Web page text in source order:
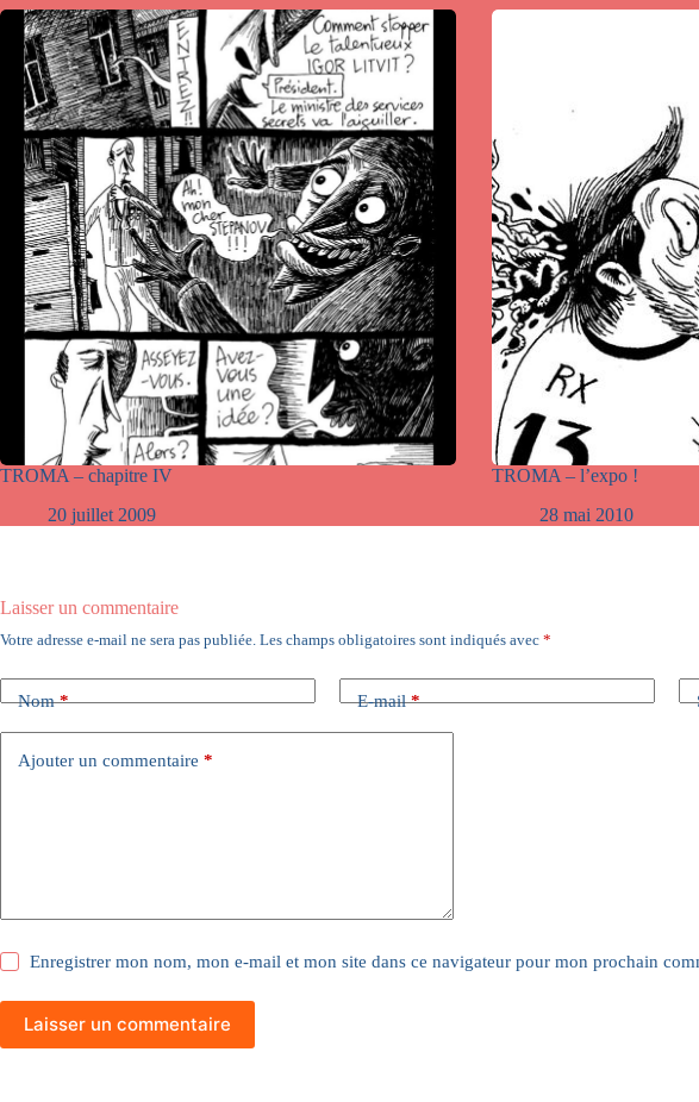
TROMA – chapitre IV
20 juillet 2009
TROMA – l’expo !
28 mai 2010
Laisser un commentaire
Votre adresse e-mail ne sera pas publiée. Les champs obligatoires sont indiqués avec *
Nom* E-mail*
Ajouter un commentaire *
Enregistrer mon nom, mon e-mail et mon site dans ce navigateur pour mon prochain
Laisser un commentaire